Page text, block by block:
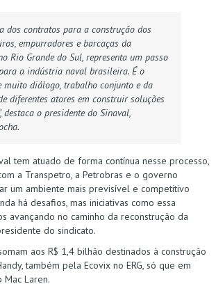
dos contratos para a construção dos
empurradores e barcaças da
Rio Grande do Sul, representa um passo
a indústria naval brasileira. É o
muito diálogo, trabalho conjunto e da
diferentes atores em construir soluções
destaca o presidente do Sinaval,
tem atuado de forma contínua nesse processo,
a Transpetro, a Petrobras e o governo
um ambiente mais previsível e competitivo
há desafios, mas iniciativas como essa
avançando no caminho da reconstrução da
do sindicato.
aos R$ 1,4 bilhão destinados à construção
também pela Ecovix no ERG, só que em
Laren.